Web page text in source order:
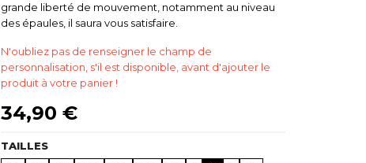
grande liberté de mouvement, notamment au niveau
des épaules, il saura vous satisfaire.
N'oubliez pas de renseigner le champ de
personnalisation, s'il est disponible, avant d'ajouter le
produit à votre panier !
34,90 €
TAILLES